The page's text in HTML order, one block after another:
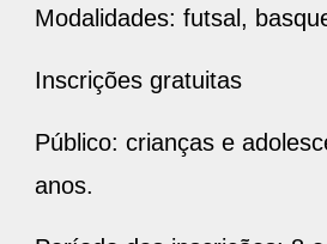
Modalidades: futsal,
Inscrições gratuitas
Público: crianças e
anos.